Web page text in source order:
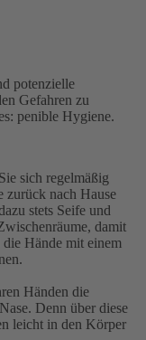
potenzielle
Gefahren zu
penible Hygiene.
sich regelmäßig
zurück nach Hause
stets Seife und
damit
Hände mit einem
Händen die
Denn über diese
leicht in den Körper